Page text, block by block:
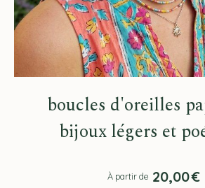
boucles d'oreilles
bijoux légers et
À partir de 20,00€